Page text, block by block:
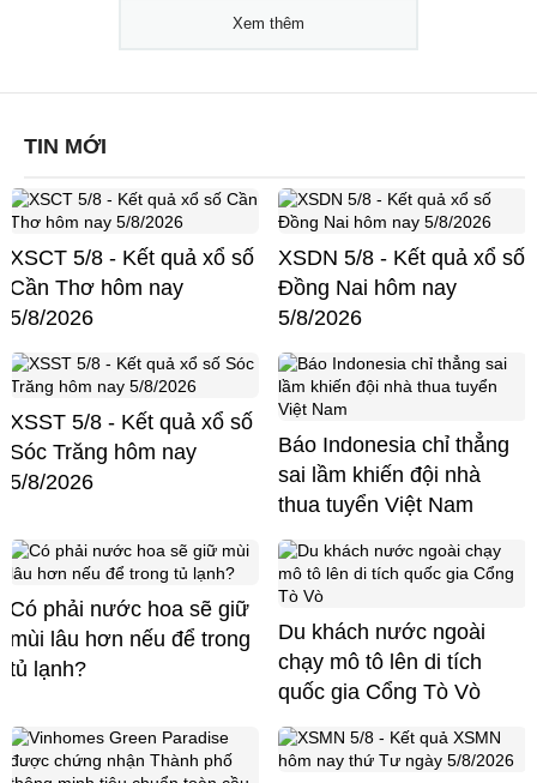
Xem thêm
TIN MỚI
XSCT 5/8 - Kết quả xổ số
Cần Thơ hôm nay
5/8/2026
XSDN 5/8 - Kết quả xổ số
Đồng Nai hôm nay
5/8/2026
XSST 5/8 - Kết quả xổ số
Sóc Trăng hôm nay
5/8/2026
Báo Indonesia chỉ thẳng
sai lầm khiến đội nhà
thua tuyển Việt Nam
Có phải nước hoa sẽ giữ
mùi lâu hơn nếu để trong
tủ lạnh?
Du khách nước ngoài
chạy mô tô lên di tích
quốc gia Cổng Tò Vò